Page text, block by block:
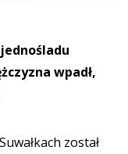
wpadł,
został